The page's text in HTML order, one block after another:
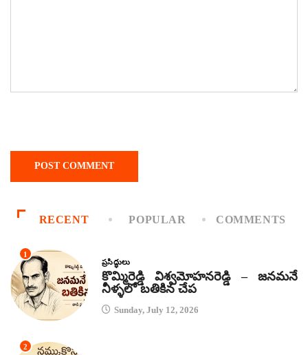
RECENT POPULAR COMMENTS
1
ప్రసిద్ధులు
కొమ్మిరెడ్డి విశ్వమోహనరెడ్డి – జనమనే
నీళ్ళలో బతికిన చేప
Sunday, July 12, 2026
2